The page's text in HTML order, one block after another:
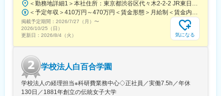
3. 大きな裁量権・マネジメント経験
現地スタッフのマネジメントや育成、事業の責任者などを早期
に任される。
日本よりも年齢・経験の有無に関わらず挑戦ができ、意思決定
も任される。
掲載予定期間： 2026/7/27（月） 〜
2026/10/25（日）
更新日： 2026/8/4（火） 気になる
学校法人白百合学園
学校法人の経理担当※科研費業務中心◇正社員／実働7.5h／年休
130日／1881年創立の伝統女子大学